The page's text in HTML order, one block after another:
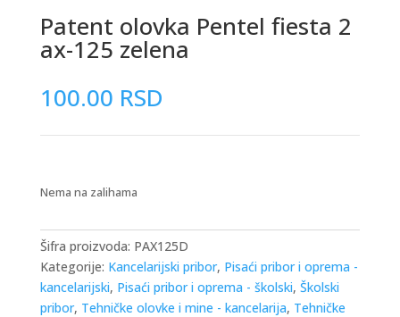
Patent olovka Pentel fiesta 2
ax-125 zelena
100.00 RSD
Nema na zalihama
Šifra proizvoda: PAX125D
Kategorije: Kancelarijski pribor, Pisaći pribor i oprema -
kancelarijski, Pisaći pribor i oprema - školski, Školski
pribor, Tehničke olovke i mine - kancelarija, Tehničke